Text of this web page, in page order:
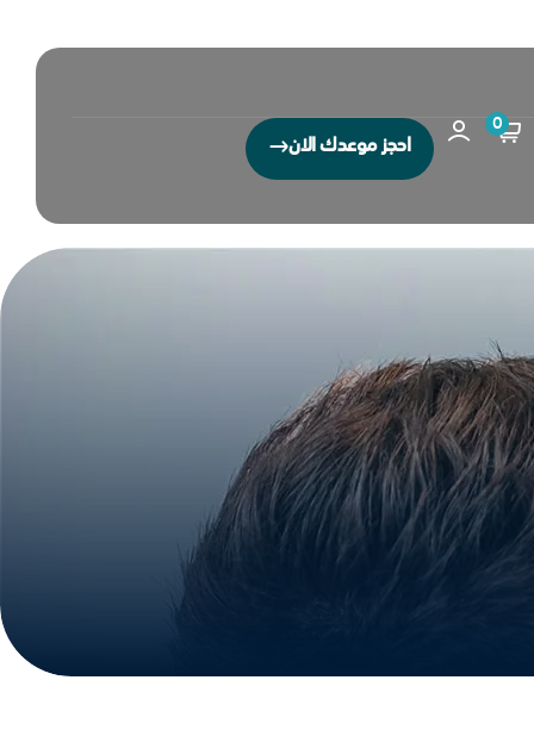
0
احجز موعدك الان